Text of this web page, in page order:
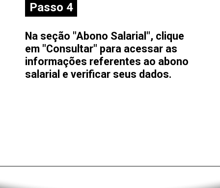
Na seção "Abono Salarial", clique
em "Consultar" para acessar as
informações referentes ao abono
salarial e verificar seus dados.
Passo 4
Passo 4